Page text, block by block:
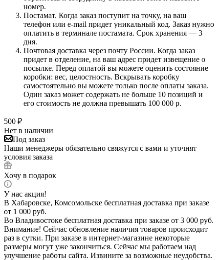
номер.
Постамат. Когда заказ поступит на точку, на ваш
телефон или e-mail придет уникальный код. Заказ нужно
оплатить в терминале постамата. Срок хранения — 3
дня.
Почтовая доставка через почту России. Когда заказ
придет в отделение, на ваш адрес придет извещение о
посылке. Перед оплатой вы можете оценить состояние
коробки: вес, целостность. Вскрывать коробку
самостоятельно вы можете только после оплаты заказа.
Один заказ может содержать не больше 10 позиций и
его стоимость не должна превышать 100 000 р.
500 ₽
Нет в наличии
Под заказ
Наши менеджеры обязательно свяжутся с вами и уточнят
условия заказа
Хочу в подарок
У нас акция!
В Хабаровске, Комсомольске бесплатная доставка при заказе
от 1 000 руб.
Во Владивостоке бесплатная доставка при заказе от 3 000 руб.
Внимание! Сейчас обновление наличия товаров происходит
раз в сутки. При заказе в интернет-магазине некоторые
размеры могут уже закончиться. Сейчас мы работаем над
улучшение работы сайта. Извините за возможные неудобства.